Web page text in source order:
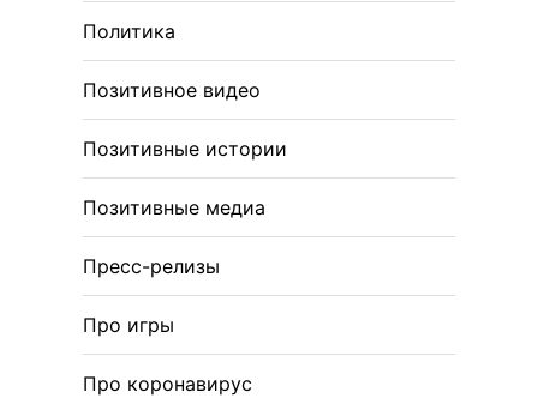
Политика
Позитивное видео
Позитивные истории
Позитивные медиа
Пресс-релизы
Про игры
Про коронавирус